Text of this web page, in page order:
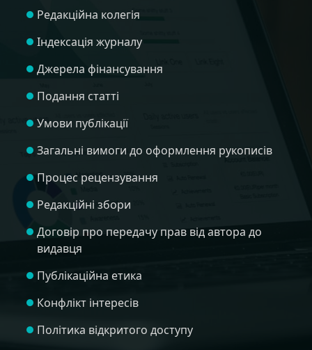
Редакційна колегія
Індексація журналу
Джерела фінансування
Подання статті
Умови публікації
Загальні вимоги до оформлення рукописів
Процес рецензування
Редакційні збори
Договір про передачу прав від автора до
видавця
Публікаційна етика
Конфлікт інтересів
Політика відкритого доступу